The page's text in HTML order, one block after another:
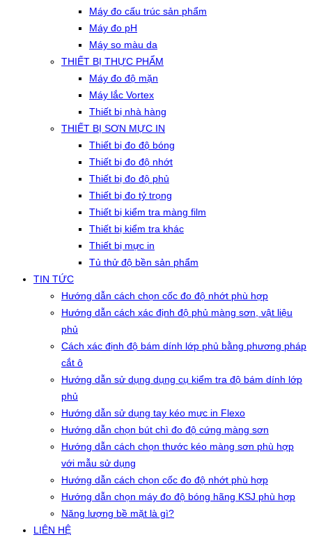
Máy đo cấu trúc sản phẩm
Máy đo pH
Máy so màu da
THIẾT BỊ THỰC PHẨM
Máy đo độ mặn
Máy lắc Vortex
Thiết bị nhà hàng
THIẾT BỊ SƠN MỰC IN
Thiết bị đo độ bóng
Thiết bị đo độ nhớt
Thiết bị đo độ phủ
Thiết bị đo tỷ trọng
Thiết bị kiểm tra màng film
Thiết bị kiểm tra khác
Thiết bị mực in
Tủ thử độ bền sản phẩm
TIN TỨC
Hướng dẫn cách chọn cốc đo độ nhớt phù hợp
Hướng dẫn cách xác định độ phủ màng sơn, vật liệu
phủ
Cách xác định độ bám dính lớp phủ bằng phương pháp
cắt ô
Hướng dẫn sử dụng dụng cụ kiểm tra độ bám dính lớp
phủ
Hướng dẫn sử dụng tay kéo mực in Flexo
Hướng dẫn chọn bút chì đo độ cứng màng sơn
Hướng dẫn cách chọn thước kéo màng sơn phù hợp
với mẫu sử dụng
Hướng dẫn cách chọn cốc đo độ nhớt phù hợp
Hướng dẫn chọn máy đo độ bóng hãng KSJ phù hợp
Năng lượng bề mặt là gì?
LIÊN HỆ